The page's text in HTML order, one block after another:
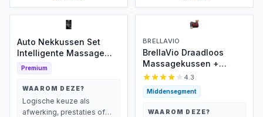
Auto Nekkussen Set
Intelligente Massage
Kussen Auto
Kussen Hoofdsteun Rug
kussen Ontspan In Auto
Premium
WAAROM DEZE?
Logische keuze als
afwerking, prestaties of
BRELLAVIO
BrellaVio Draadloos
Massagekussen +
Massagebal - Massage
Apparaat met Infrarood
Warmte - Verstelbare
Stoelbevestiging -
4.3
Middensegment
WAAROM DEZE?